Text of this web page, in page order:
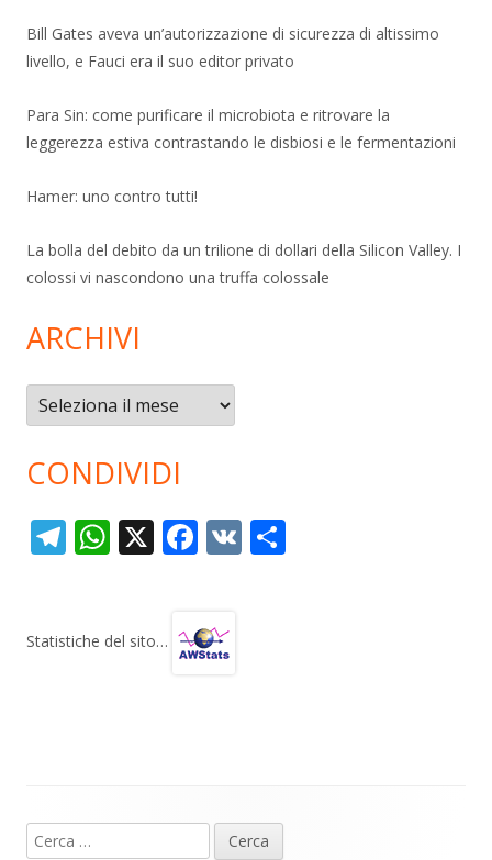
Bill Gates aveva un’autorizzazione di sicurezza di altissimo
livello, e Fauci era il suo editor privato
Para Sin: come purificare il microbiota e ritrovare la
leggerezza estiva contrastando le disbiosi e le fermentazioni
Hamer: uno contro tutti!
La bolla del debito da un trilione di dollari della Silicon Valley. I
colossi vi nascondono una truffa colossale
ARCHIVI
Archivi
CONDIVIDI
T
gr
W
s
X F
b
V
Statistiche del sito…
piè
Ricerca